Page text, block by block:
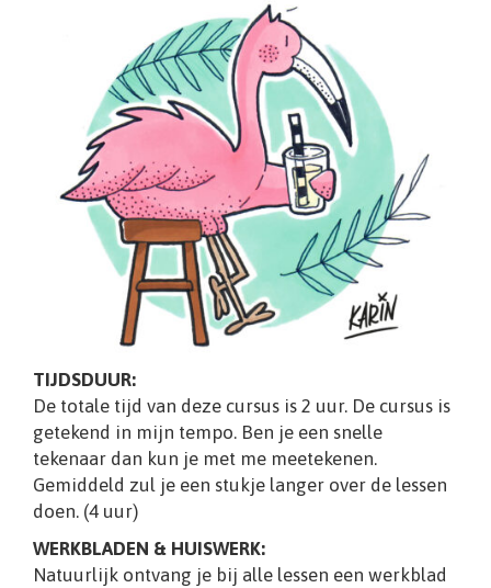
TIJDSDUUR:
De totale tijd van deze cursus is 2 uur. De cursus is
getekend in mijn tempo. Ben je een snelle
tekenaar dan kun je met me meetekenen.
Gemiddeld zul je een stukje langer over de lessen
doen. (4 uur)
WERKBLADEN & HUISWERK:
Natuurlijk ontvang je bij alle lessen een werkblad